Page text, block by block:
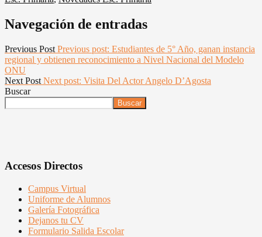
Navegación de entradas
Previous Post Previous post: Estudiantes de 5° Año, ganan instancia
regional y obtienen reconocimiento a Nivel Nacional del Modelo
ONU
Next Post Next post: Visita Del Actor Angelo D’Agosta
Buscar
Buscar
Accesos Directos
Campus Virtual
Uniforme de Alumnos
Galería Fotográfica
Dejanos tu CV
Formulario Salida Escolar